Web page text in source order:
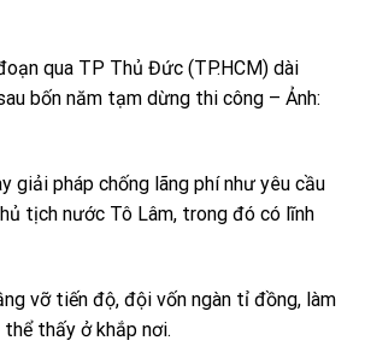
qua TP Thủ Đức (TP.HCM) dài
bốn năm tạm dừng thi công – Ảnh:
giải pháp chống lãng phí như yêu cầu
tịch nước Tô Lâm, trong đó có lĩnh
vỡ tiến độ, đội vốn ngàn tỉ đồng, làm
thấy ở khắp nơi.